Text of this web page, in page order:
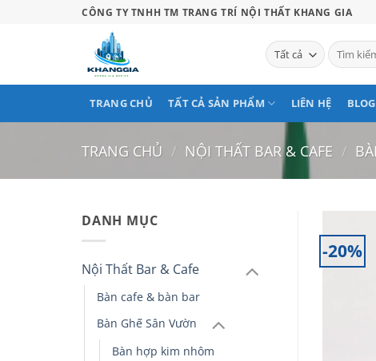
CÔNG TY TNHH TM TRANG TRÍ NỘI THẤT KHANG GIA
Tìm
kiếm:
TRANG CHỦ TẤT CẢ SẢN PHẨM LIÊN HỆ BLOG
TRANG CHỦ / NỘI THẤT BAR & CAFE /
DANH MỤC
Nội Thất Bar & Cafe
Bàn cafe & bàn bar
Bàn Ghế Sân Vườn
Bàn hợp kim nhôm
-20%